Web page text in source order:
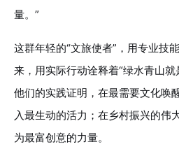
量。”
这群年轻的“文旅使者”，用专业技
来，用实际行动诠释着“绿水青山就
他们的实践证明，在最需要文化唤
入最生动的活力；在乡村振兴的伟
为最富创意的力量。